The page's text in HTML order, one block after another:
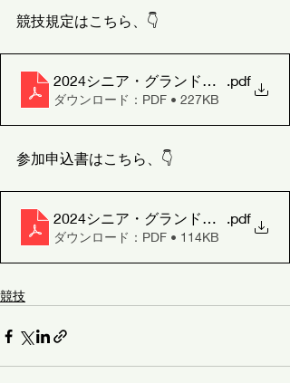
競技規定はこちら、👇
2024シニア・グランドシニア競技規
.pdf
ダウンロード：PDF • 227KB
参加申込書はこちら、👇
2024シニア・グランドシニア参加申
.pdf
ダウンロード：PDF • 114KB
競技